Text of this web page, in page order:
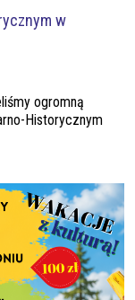
w
ogromną
Historycznym